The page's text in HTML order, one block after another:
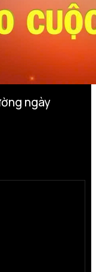
ngày